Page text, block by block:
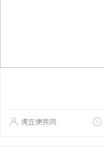
虎丘便民网